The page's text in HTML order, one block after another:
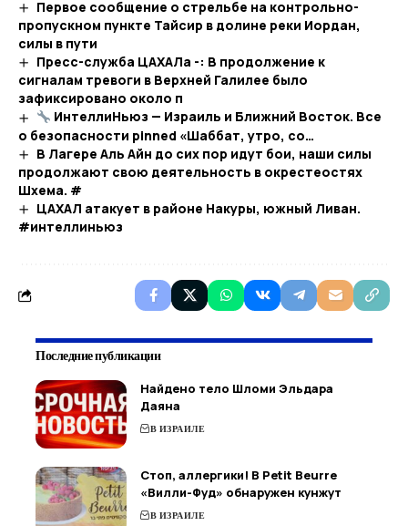
Первое сообщение о стрельбе на контрольно-
пропускном пункте Тайсир в долине реки Иордан,
силы в пути
Пресс-служба ЦАХАЛа -: В продолжение к
сигналам тревоги в Верхней Галилее было
зафиксировано около п
ИнтеллиНьюз — Израиль и Ближний Восток. Все
о безопасности pinned «Шаббат, утро, со…​
В Лагере Аль Айн до сих пор идут бои, наши силы
продолжают свою деятельность в окрестеостях
Шхема. #
ЦАХАЛ атакует в районе Накуры, южный Ливан.
#интеллиньюз
Последние публикации
Найдено тело Шломи Эльдара
Даяна
В ИЗРАИЛЕ
Стоп, аллергики! В Petit Beurre
«Вилли-Фуд» обнаружен кунжут
В ИЗРАИЛЕ